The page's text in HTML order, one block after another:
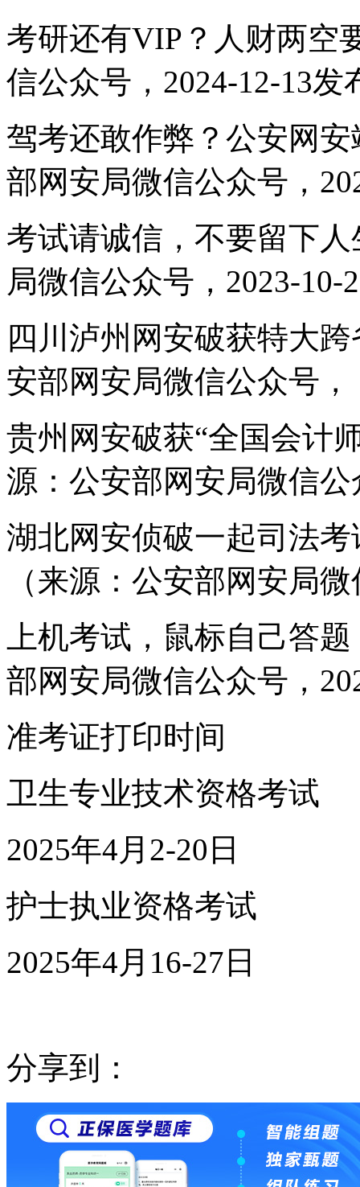
考研还有VIP？人财两空
信公众号，2024-12-13发
驾考还敢作弊？公安网
部网安局微信公众号，
考试请诚信，不要留下
局微信公众号，2023-10-
四川泸州网安破获特大
安部网安局微信公众号，
贵州网安破获“全国会计
源：公安部网安局微信
湖北网安侦破一起司法
（来源：公安部网安局
上机考试，鼠标自己答
部网安局微信公众号，
准考证打印时间
卫生专业技术资格考试
2025年4月2-20日
护士执业资格考试
2025年4月16-27日
分享到：